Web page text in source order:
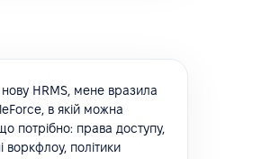
HRMS, мене вразила
в якій можна
потрібно: права доступу,
воркфлоу, політики